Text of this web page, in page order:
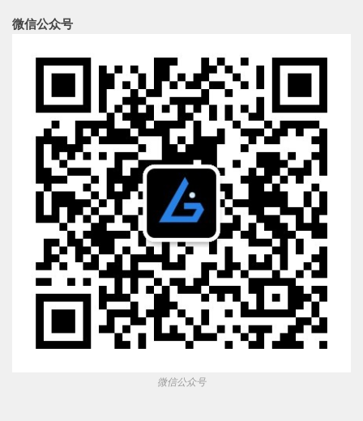
微信公众号
微信公众号